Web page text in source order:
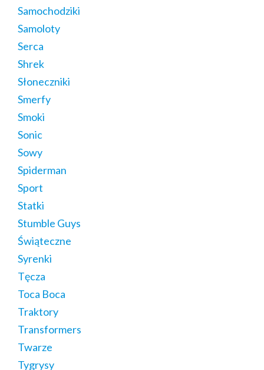
Samochodziki
Samoloty
Serca
Shrek
Słoneczniki
Smerfy
Smoki
Sonic
Sowy
Spiderman
Sport
Statki
Stumble Guys
Świąteczne
Syrenki
Tęcza
Toca Boca
Traktory
Transformers
Twarze
Tygrysy